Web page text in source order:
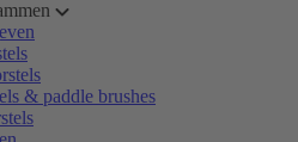
& paddle brushes